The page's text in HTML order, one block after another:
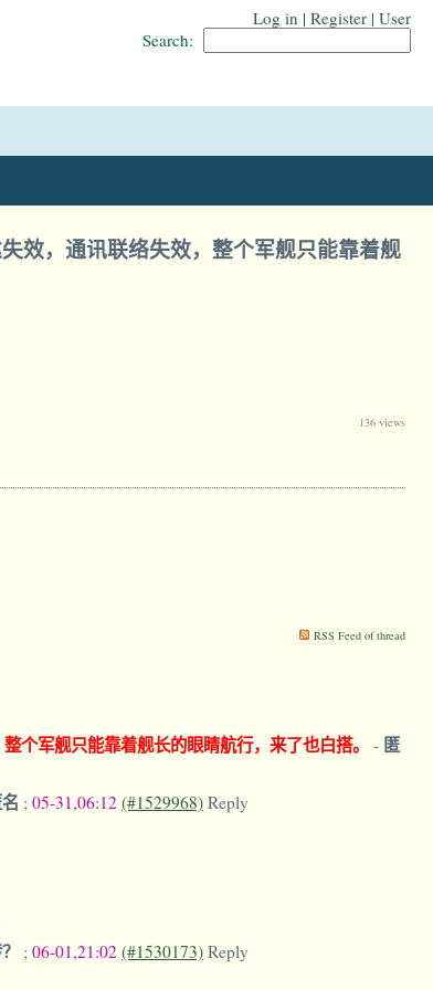
Log in | Register | User
Search:
效，通讯联络失效，整个军舰只能靠着舰
136 views
RSS Feed of thread
个军舰只能靠着舰长的眼睛航行，来了也白搭。 - 匿
; 05-31,06:12 (#1529968) Reply
; 06-01,21:02 (#1530173) Reply